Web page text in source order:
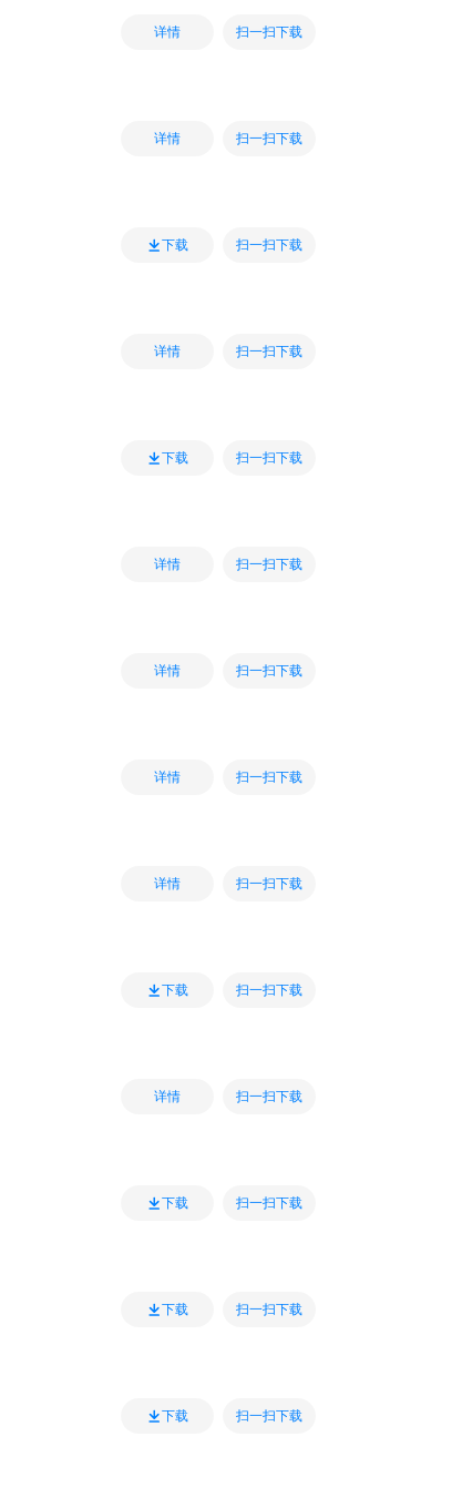
详情 扫一扫下载
详情 扫一扫下载
下载 扫一扫下载
详情 扫一扫下载
下载 扫一扫下载
详情 扫一扫下载
详情 扫一扫下载
详情 扫一扫下载
详情 扫一扫下载
下载 扫一扫下载
详情 扫一扫下载
下载 扫一扫下载
下载 扫一扫下载
下载 扫一扫下载